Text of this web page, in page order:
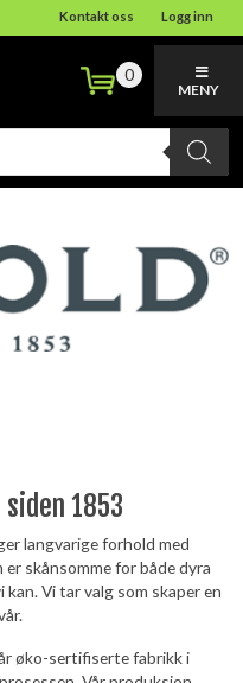
Kontakt oss Logg inn
0
MENY
1853
langvarige forhold med
skånsomme for både dyra
Vi tar valg som skaper en
øko-sertifiserte fabrikk i